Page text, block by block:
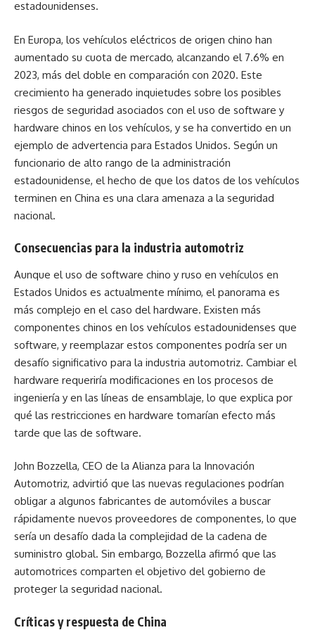
estadounidenses.
En Europa, los vehículos eléctricos de origen chino han
aumentado su cuota de mercado, alcanzando el 7.6% en
2023, más del doble en comparación con 2020. Este
crecimiento ha generado inquietudes sobre los posibles
riesgos de seguridad asociados con el uso de software y
hardware chinos en los vehículos, y se ha convertido en un
ejemplo de advertencia para Estados Unidos. Según un
funcionario de alto rango de la administración
estadounidense, el hecho de que los datos de los vehículos
terminen en China es una clara amenaza a la seguridad
nacional.
Consecuencias para la industria automotriz
Aunque el uso de software chino y ruso en vehículos en
Estados Unidos es actualmente mínimo, el panorama es
más complejo en el caso del hardware. Existen más
componentes chinos en los vehículos estadounidenses que
software, y reemplazar estos componentes podría ser un
desafío significativo para la industria automotriz. Cambiar el
hardware requeriría modificaciones en los procesos de
ingeniería y en las líneas de ensamblaje, lo que explica por
qué las restricciones en hardware tomarían efecto más
tarde que las de software.
John Bozzella, CEO de la Alianza para la Innovación
Automotriz, advirtió que las nuevas regulaciones podrían
obligar a algunos fabricantes de automóviles a buscar
rápidamente nuevos proveedores de componentes, lo que
sería un desafío dada la complejidad de la cadena de
suministro global. Sin embargo, Bozzella afirmó que las
automotrices comparten el objetivo del gobierno de
proteger la seguridad nacional.
Críticas y respuesta de China